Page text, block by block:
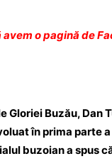
avem o pagină de
Gloriei Buzău, Dan
în prima parte
buzoian a spus